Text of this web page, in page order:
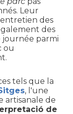
Leur
des
des
journée parmi
ou
tels que la
, l'une
artisanale de
de